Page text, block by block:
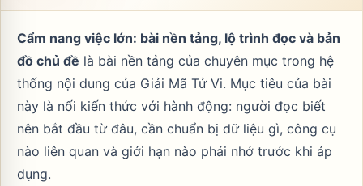
Cẩm nang việc lớn: bài nền tảng, lộ trình đọc và bản
đồ chủ đề là bài nền tảng của chuyên mục trong hệ
thống nội dung của Giải Mã Tử Vi. Mục tiêu của bài
này là nối kiến thức với hành động: người đọc biết
nên bắt đầu từ đâu, cần chuẩn bị dữ liệu gì, công cụ
nào liên quan và giới hạn nào phải nhớ trước khi áp
dụng.